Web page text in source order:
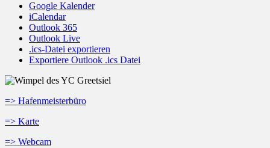
Google Kalender
iCalendar
Outlook 365
Outlook Live
.ics-Datei exportieren
Exportiere Outlook .ics Datei
=> Hafenmeisterbüro
=> Karte
=> Webcam